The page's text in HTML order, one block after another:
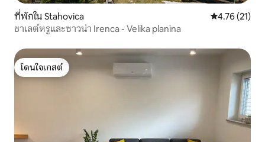
ที่พักใน Stahovica คะแนนเฉลี่ย
4.76 (21)
ชาเลต์หรูและซาวน่า Irenca - Velika planina
โดนใจเกสต์
โดนใจเกสต์